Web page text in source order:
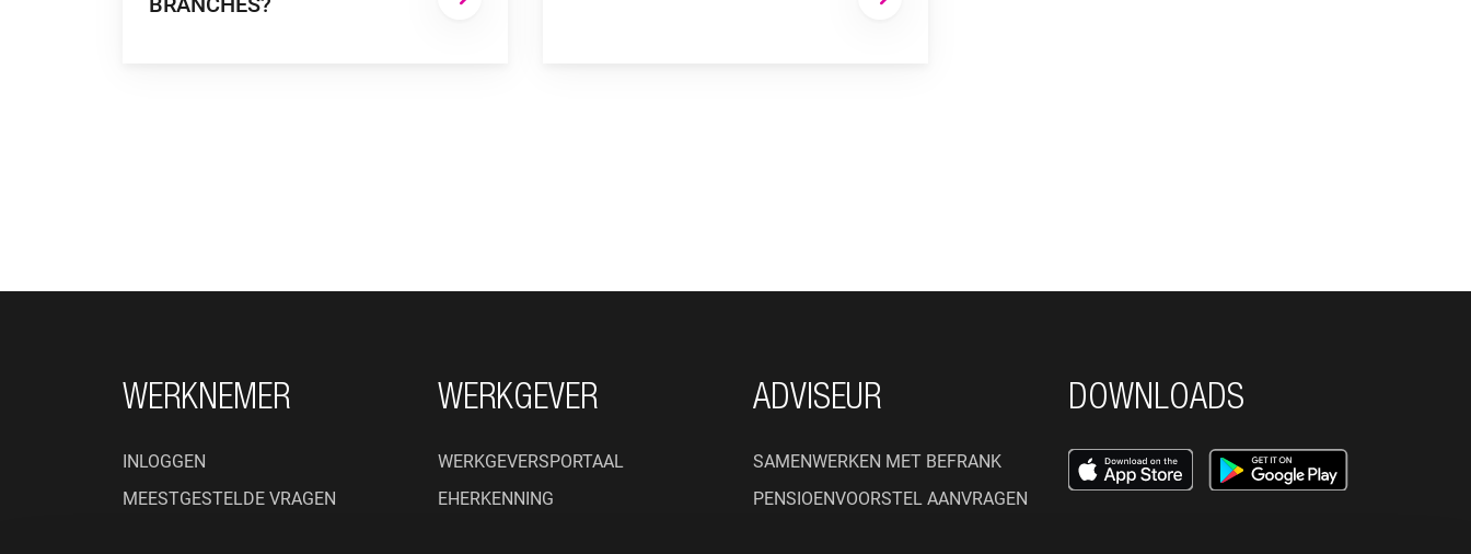
FOOTER NAVIGATIE
WERKNEMER
INLOGGEN
MEESTGESTELDE VRAGEN
WERKGEVER
WERKGEVERSPORTAAL
EHERKENNING
ADVISEUR
SAMENWERKEN MET BEFRANK
PENSIOENVOORSTEL AANVRAGEN
DOWNLOADS